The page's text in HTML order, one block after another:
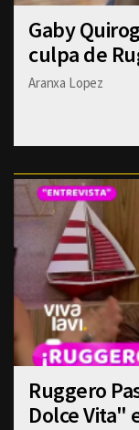
Gaby
culpa de
Aranxa Lopez
Ruggero
Dolce Vita"